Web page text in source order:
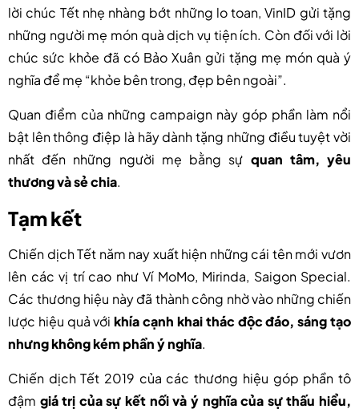
lời chúc Tết nhẹ nhàng bớt những lo toan, VinID gửi tặng
những người mẹ món quà dịch vụ tiện ích. Còn đối với lời
chúc sức khỏe đã có Bảo Xuân gửi tặng mẹ món quà ý
nghĩa để mẹ “khỏe bên trong, đẹp bên ngoài”.
Quan điểm của những campaign này góp phần làm nổi
bật lên thông điệp là hãy dành tặng những điều tuyệt vời
nhất đến những người mẹ bằng sự quan tâm, yêu
thương và sẻ chia.
Tạm kết
Chiến dịch Tết năm nay xuất hiện những cái tên mới vươn
lên các vị trí cao như Ví MoMo, Mirinda, Saigon Special.
Các thương hiệu này đã thành công nhờ vào những chiến
lược hiệu quả vớikhía cạnh khai thác độc đáo, sáng tạo
nhưng không kém phần ý nghĩa.
Chiến dịch Tết 2019 của các thương hiệu góp phần tô
đậm giá trị của sự kết nối và ý nghĩa của sự thấu hiểu,